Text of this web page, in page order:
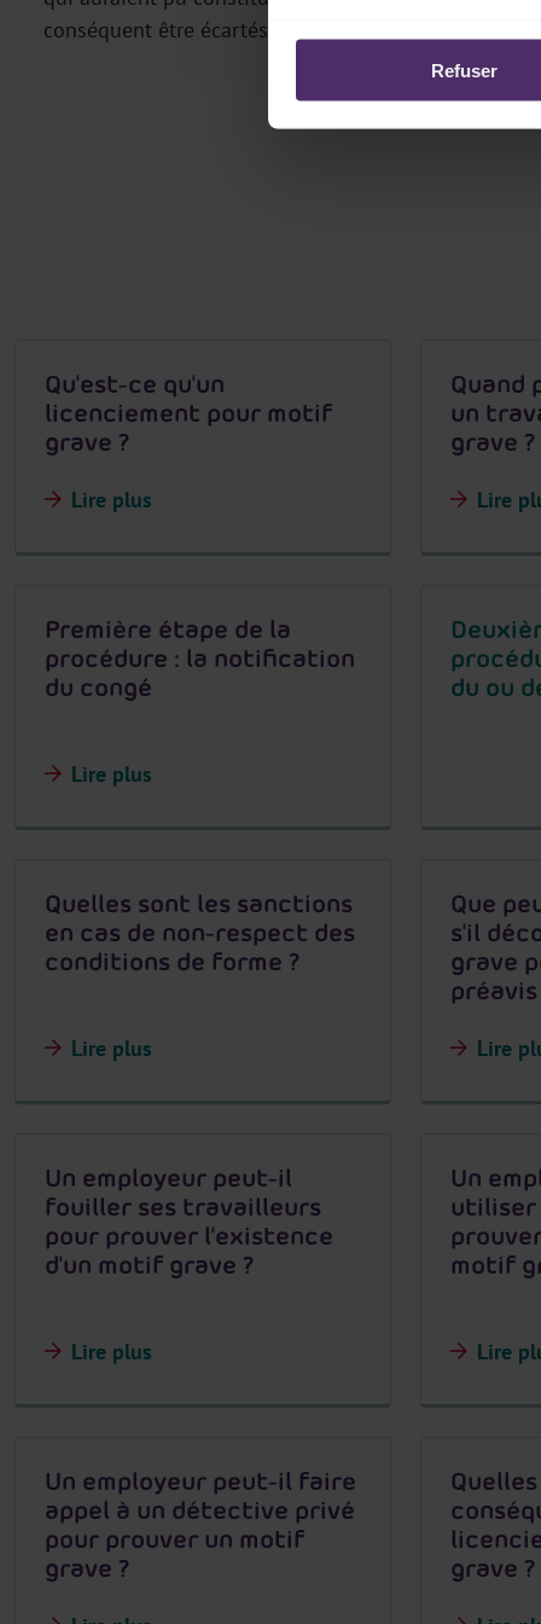
Refuser
conséquent être écartés s’ils ne sont pas mentionnés.
Qu'est-ce qu'un
licenciement pour motif
grave ?
Lire plus
Quand
un
grave ?
Lire
Première étape de la
procédure : la notification
du congé
Lire plus
du ou
Quelles sont les sanctions
en cas de non-respect des
conditions de forme ?
Lire plus
Que
s'il
grave
préavis
Lire
Un employeur peut-il
fouiller ses travailleurs
pour prouver l'existence
d'un motif grave ?
Lire plus
Un
utiliser
motif
Lire
Un employeur peut-il faire
appel à un détective privé
pour prouver un motif
grave ?
grave ?